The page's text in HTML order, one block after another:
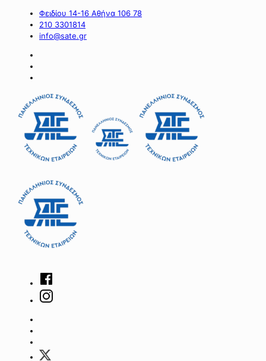
Φειδίου 14-16 Αθήνα 106 78
210 3301814
info@sate.gr